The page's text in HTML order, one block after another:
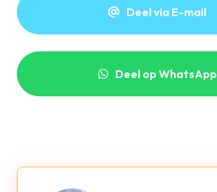
Deel via E-mail
Deel op WhatsApp